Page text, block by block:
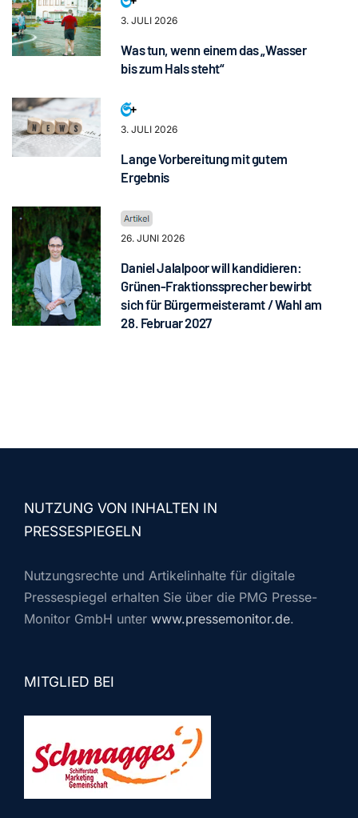
3. JULI 2026
Was tun, wenn einem das „Wasser
bis zum Hals steht“
3. JULI 2026
Lange Vorbereitung mit gutem
Ergebnis
26. JUNI 2026
Daniel Jalalpoor will kandidieren:
Grünen-Fraktionssprecher bewirbt
sich für Bürgermeisteramt / Wahl am
28. Februar 2027
NUTZUNG VON INHALTEN IN
PRESSESPIEGELN
Nutzungsrechte und Artikelinhalte für digitale
Pressespiegel erhalten Sie über die PMG Presse-
Monitor GmbH unter www.pressemonitor.de.
MITGLIED BEI